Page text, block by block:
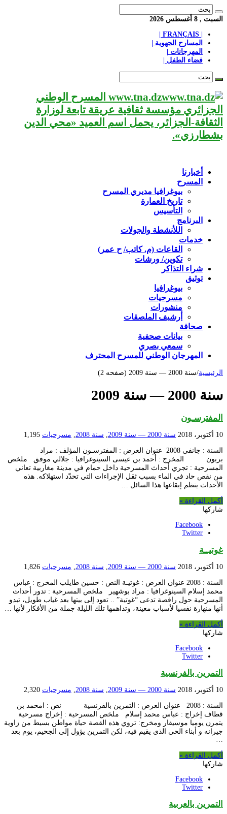
السبت , 8 أغسطس 2026
المسارح الجهوية |
المهرجانات |
فضاء الطفل |
www.tna.dz المسرح الوطني
الجزائري مؤسسة ثقافية عريقة تابعة لوزارة
الثقافة-الجزائر، يحمل اسم العميد «محي الدين
بشطارزي».
أخبارنا
المسرح
بيوغرافيا مديري المسرح
تاريخ العمارة
التأسيس
البرنامج
اللأنشطة والجولات
خدمات
القاعات (م. كاتب/ ح عمر)
تكوين/ ورشات
شراء التذاكر
توثيق
بيوغرافيا
مسرحيات
منشورات
أرشيف الملصقات
صحافة
بيانات صحفية
سمعي بصري
المهرجان الوطني للمسرح المحترف
الرئيسية/سنة 2000 — سنة 2009 (صفحه 2)
سنة 2000 — سنة 2009
المفترسـون
10 أكتوبر، 2018 سنة 2000 — سنة 2009 , سنة 2008 , مسرحيات 1,195
السنة : جانفي 2008 عنوان العرض : المفترسـون المؤلف : مراد
بربون المخرج : أحمد بن عيسى السينوغرافيا : جلالي موفق ملخص
المسرحية : تجري أحداث المسرحية داخل حمام في مدينة مغاربية تعاني
من نقص حاد في الماء بسبب ثقل الإجراءات التي تحدّد استهلاكه. هذه
الأحداث ينظم إيقاعها هذا السائل …
أكمل القراءة »
شاركها
Facebook
Twitter
غوتيــة
10 أكتوبر، 2018 سنة 2000 — سنة 2009 سنة 2008 مسرحيات 1,826
السنة : 2008 عنوان العرض : غوتيـة النص : حسين طايلب المخرج : عباس
محمد إسلام السينوغرافيا : مراد بوشهير ملخص المسرحية : تدور أحداث
المسرحية حول راقصة تدعى “غوتية” .. تعود إلى بيتها بعد غياب طويل، تبدو
أنها منهارة نفسيا لأسباب معينة، وتداهمها تلك الليلة جملة من الأفكار لأنها …
أكمل القراءة »
شاركها
Facebook
Twitter
التمرين بالفرنسية
10 أكتوبر، 2018 سنة 2000 — سنة 2009 سنة 2008 مسرحيات 2,320
السنة : 2008 عنوان العرض : التمرين بالفرنسية نص : امحمد بن
قطاف إخراج : عباس محمد إسلام ملخص المسرحية : إخراج مسرحية
يتمرن يوميا موسيقار ومخرج: تروي هذه القصة حياة مواطن بسيط من زاوية
جيرانه و أبناء الحي الذي يقيم فيه، لكن التمرين يؤول إلى الجحيم، يوم بعد
أكمل القراءة »
شاركها
Facebook
Twitter
التمرين بالعربية